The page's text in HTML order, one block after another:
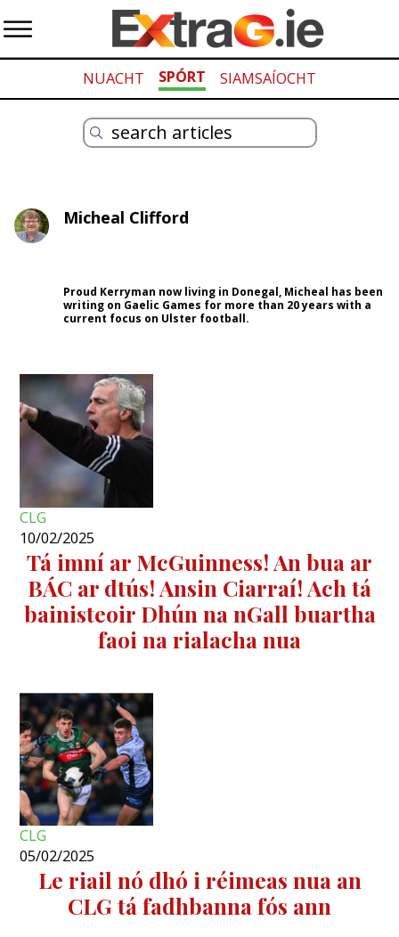
NUACHT SPÓRT SIAMSAÍOCHT
Micheal Clifford
Proud Kerryman now living in Donegal, Micheal has been
writing on Gaelic Games for more than 20 years with a
current focus on Ulster football.
CLG
10/02/2025
Tá imní ar McGuinness! An bua ar
BÁC ar dtús! Ansin Ciarraí! Ach tá
bainisteoir Dhún na nGall buartha
faoi na rialacha nua
CLG
05/02/2025
Le riail nó dhó i réimeas nua an
CLG tá fadhbanna fós ann